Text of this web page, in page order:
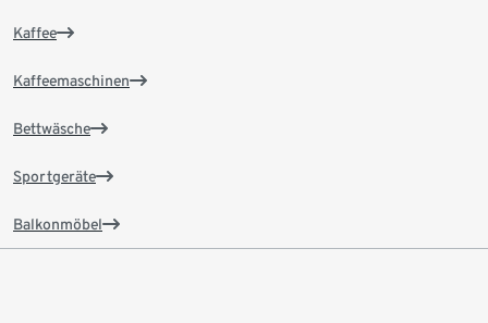
Kaffee
Kaffeemaschinen
Bettwäsche
Sportgeräte
Balkonmöbel